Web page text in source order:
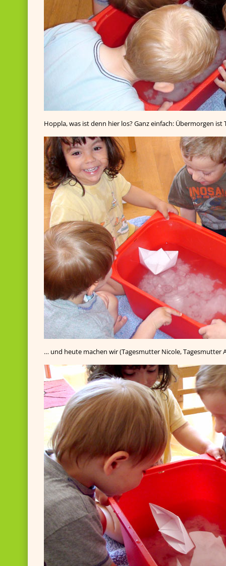
Hoppla, was ist denn hier los? Ganz einfach: Übermorgen
… und heute machen wir (Tagesmutter Nicole, Tagesmutter